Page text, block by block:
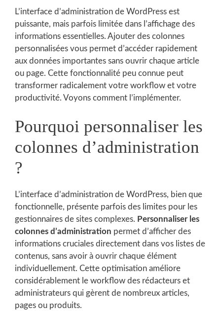
L’interface d’administration de WordPress est
puissante, mais parfois limitée dans l’affichage des
informations essentielles. Ajouter des colonnes
personnalisées vous permet d’accéder rapidement
aux données importantes sans ouvrir chaque article
ou page. Cette fonctionnalité peu connue peut
transformer radicalement votre workflow et votre
productivité. Voyons comment l’implémenter.
Pourquoi personnaliser les
colonnes d’administration
?
L’interface d’administration de WordPress, bien que
fonctionnelle, présente parfois des limites pour les
gestionnaires de sites complexes. Personnaliser les
colonnes d’administration permet d’afficher des
informations cruciales directement dans vos listes de
contenus, sans avoir à ouvrir chaque élément
individuellement. Cette optimisation améliore
considérablement le workflow des rédacteurs et
administrateurs qui gèrent de nombreux articles,
pages ou produits.